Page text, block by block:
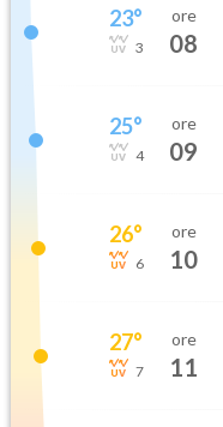
23°
3
ore
08
25°
4
ore
09
26°
6
ore
10
27°
7
ore
11